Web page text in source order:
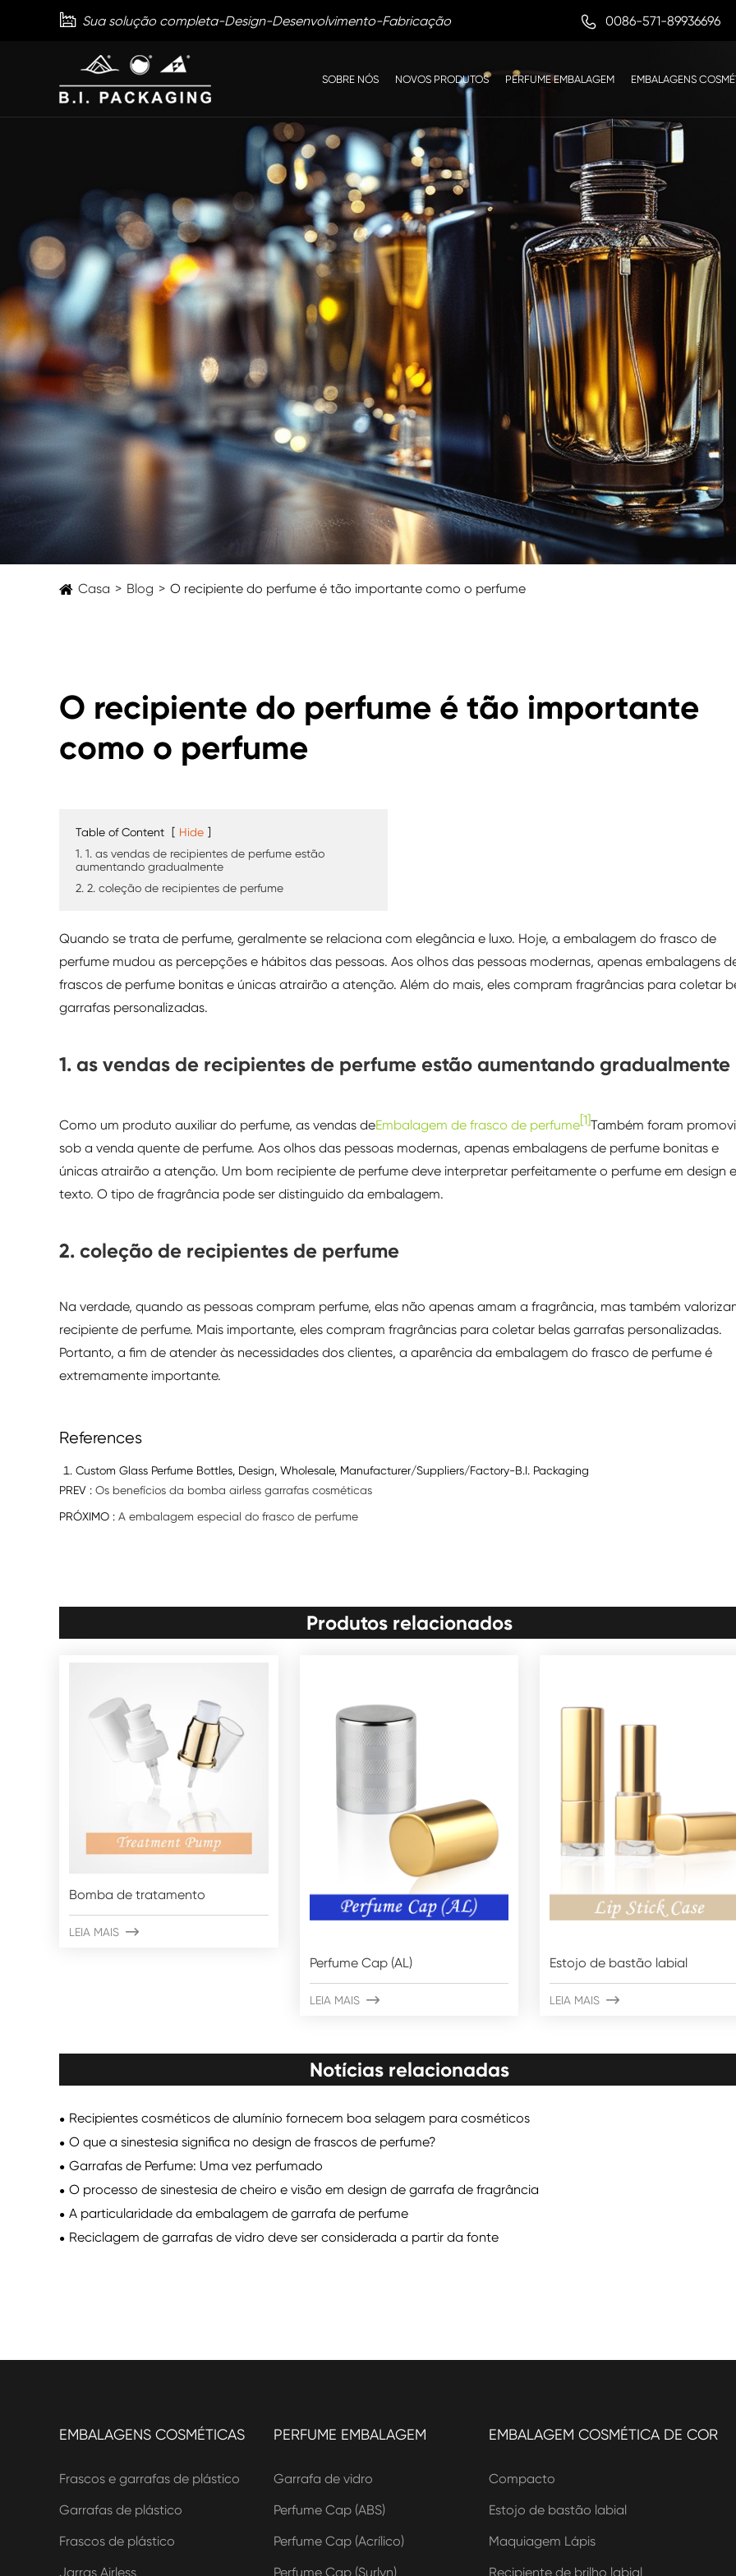
 Sua solução completa-Design-Desenvolvimento-Fabricação  0086-571-89936696
SOBRE NÓS NOVOS PRODUTOS PERFUME EMBALAGEM EMBALAGENS
Casa Blog O recipiente do perfume é tão importante como o perfume
O recipiente do perfume é tão importante
como o perfume
Table of Content [ Hide ]
1. 1. as vendas de recipientes de perfume estão
aumentando gradualmente
2. 2. coleção de recipientes de perfume
Quando se trata de perfume, geralmente se relaciona com elegância e luxo. Hoje, a embalagem do frasco de
perfume mudou as percepções e hábitos das pessoas. Aos olhos das pessoas modernas, apenas embalagens
frascos de perfume bonitas e únicas atrairão a atenção. Além do mais, eles compram fragrâncias para coletar
garrafas personalizadas.
1. as vendas de recipientes de perfume estão aumentando gradualmente
Como um produto auxiliar do perfume, as vendas deEmbalagem de frasco de perfume[1]Também foram
sob a venda quente de perfume. Aos olhos das pessoas modernas, apenas embalagens de perfume bonitas e
únicas atrairão a atenção. Um bom recipiente de perfume deve interpretar perfeitamente o perfume em design e
texto. O tipo de fragrância pode ser distinguido da embalagem.
2. coleção de recipientes de perfume
Na verdade, quando as pessoas compram perfume, elas não apenas amam a fragrância, mas também
recipiente de perfume. Mais importante, eles compram fragrâncias para coletar belas garrafas personalizadas.
Portanto, a fim de atender às necessidades dos clientes, a aparência da embalagem do frasco de perfume é
extremamente importante.
References
Custom Glass Perfume Bottles, Design, Wholesale, Manufacturer/Suppliers/Factory-B.I. Packaging
PREV : Os benefícios da bomba airless garrafas cosméticas
PRÓXIMO : A embalagem especial do frasco de perfume
Produtos relacionados
Bomba de tratamento
LEIA MAIS 
Perfume Cap (AL)
LEIA MAIS 
Estojo de bastão labial
LEIA MAIS 
Notícias relacionadas
Recipientes cosméticos de alumínio fornecem boa selagem para cosméticos
O que a sinestesia significa no design de frascos de perfume?
Garrafas de Perfume: Uma vez perfumado
O processo de sinestesia de cheiro e visão em design de garrafa de fragrância
A particularidade da embalagem de garrafa de perfume
Reciclagem de garrafas de vidro deve ser considerada a partir da fonte
EMBALAGENS COSMÉTICAS
Frascos e garrafas de plástico
Garrafas de plástico
Frascos de plástico
Jarras Airless
PERFUME EMBALAGEM
Garrafa de vidro
Perfume Cap (ABS)
Perfume Cap (Acrílico)
Perfume Cap (Surlyn)
EMBALAGEM COSMÉTICA DE COR
Compacto
Estojo de bastão labial
Maquiagem Lápis
Recipiente de brilho labial